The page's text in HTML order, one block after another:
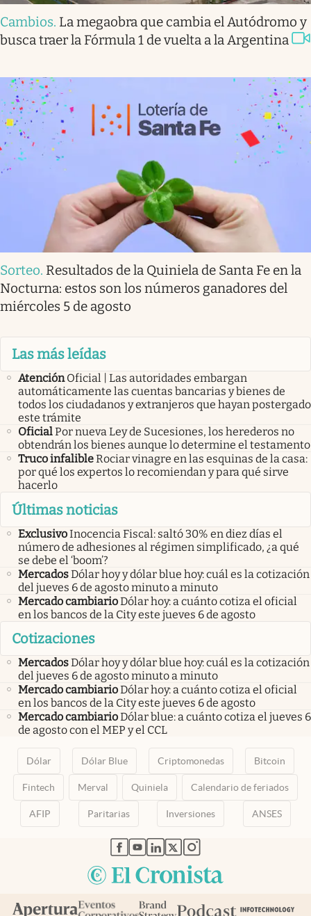
Cambios. La megaobra que cambia el Autódromo y
busca traer la Fórmula 1 de vuelta a la Argentina
Sorteo. Resultados de la Quiniela de Santa Fe en la
Nocturna: estos son los números ganadores del
miércoles 5 de agosto
Las más leídas
Atención Oficial | Las autoridades embargan
automáticamente las cuentas bancarias y bienes de
todos los ciudadanos y extranjeros que hayan postergado
este trámite
OficialPor nueva Ley de Sucesiones, los herederos no
obtendrán los bienes aunque lo determine el testamento
Truco infalibleRociar vinagre en las esquinas de la casa:
por qué los expertos lo recomiendan y para qué sirve
hacerlo
Últimas noticias
ExclusivoInocencia Fiscal: saltó 30% en diez días el
número de adhesiones al régimen simplificado, ¿a qué
se debe el ‘boom’?
MercadosDólar hoy y dólar blue hoy: cuál es la cotización
del jueves 6 de agosto minuto a minuto
Mercado cambiarioDólar hoy: a cuánto cotiza el oficial
en los bancos de la City este jueves 6 de agosto
Cotizaciones
MercadosDólar hoy y dólar blue hoy: cuál es la cotización
del jueves 6 de agosto minuto a minuto
Mercado cambiarioDólar hoy: a cuánto cotiza el oficial
en los bancos de la City este jueves 6 de agosto
Mercado cambiarioDólar blue: a cuánto cotiza el jueves 6
de agosto con el MEP y el CCL
Dólar Dólar Blue Criptomonedas Bitcoin
Fintech Merval Quiniela Calendario de feriados
AFIP Paritarias Inversiones ANSES
abre en nueva pestaña
abre en nueva pestaña
abre en nueva pestaña
abre en nueva pestaña
abre en nueva pestaña